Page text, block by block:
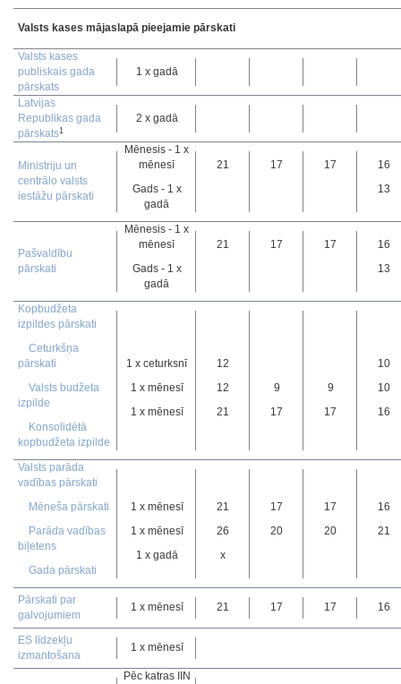
Valsts kases mājaslapā pieejamie pārskati
Valsts kases
publiskais gada
pārskats
1 x gadā
Latvijas
Republikas gada
pārskats1
2 x gadā
Ministriju un
centrālo valsts
iestāžu pārskati
Mēnesis - 1 x
mēnesī
Gads - 1 x
gadā
21 17 17
16
13
Pašvaldību
pārskati
Mēnesis - 1 x
mēnesī
Gads - 1 x
gadā
21 17 17
16
13
Kopbudžeta
izpildes pārskati
Ceturkšņa
pārskati
Valsts budžeta
izpilde
Konsolidētā
kopbudžeta izpilde
1 x ceturksnī
1 x mēnesī
1 x mēnesī
12
12
21
9
17
9
17
10
10
16
Valsts parāda
vadības pārskati
Mēneša pārskati
Parāda vadības
biļetens
Gada pārskati
1 x mēnesī
1 x mēnesī
1 x gadā
21
26
x
17
20
17
20
16
21
Pārskati par
galvojumiem
1 x mēnesī 21 17 17 16
ES līdzekļu
izmantošana
1 x mēnesī
Pēc katras IIN